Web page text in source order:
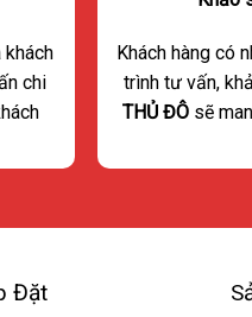
khách
chi
Khách hàng có
trình tư vấn,
THỦ ĐÔ sẽ
Đặt